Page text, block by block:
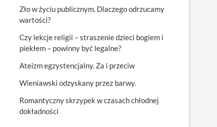
Zło w życiu publicznym. Dlaczego odrzucamy
wartości?
Czy lekcje religii – straszenie dzieci bogiem i
piekłem – powinny być legalne?
Ateizm egzystencjalny. Za i przeciw
Wieniawski odzyskany przez barwy.
Romantyczny skrzypek w czasach chłodnej
dokładności